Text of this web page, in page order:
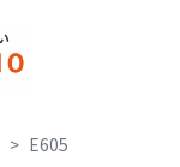
E605